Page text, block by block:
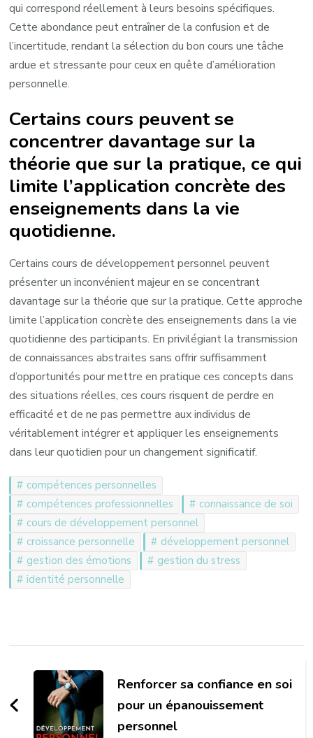
qui correspond réellement à leurs besoins spécifiques.
Cette abondance peut entraîner de la confusion et de
l’incertitude, rendant la sélection du bon cours une tâche
ardue et stressante pour ceux en quête d’amélioration
personnelle.
Certains cours peuvent se
concentrer davantage sur la
théorie que sur la pratique, ce qui
limite l’application concrète des
enseignements dans la vie
quotidienne.
Certains cours de développement personnel peuvent
présenter un inconvénient majeur en se concentrant
davantage sur la théorie que sur la pratique. Cette approche
limite l’application concrète des enseignements dans la vie
quotidienne des participants. En privilégiant la transmission
de connaissances abstraites sans offrir suffisamment
d’opportunités pour mettre en pratique ces concepts dans
des situations réelles, ces cours risquent de perdre en
efficacité et de ne pas permettre aux individus de
véritablement intégrer et appliquer les enseignements
dans leur quotidien pour un changement significatif.
compétences personnelles
compétences professionnelles
connaissance de soi
cours de développement personnel
croissance personnelle
développement personnel
gestion des émotions
gestion du stress
identité personnelle
d'article
Renforcer sa confiance en soi
pour un épanouissement
personnel